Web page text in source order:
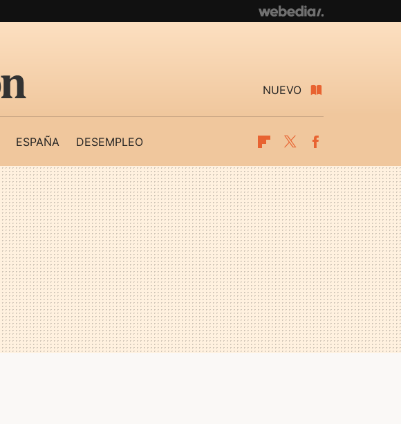
NUEVO
ESPAÑA DESEMPLEO Flipboard
Twitter